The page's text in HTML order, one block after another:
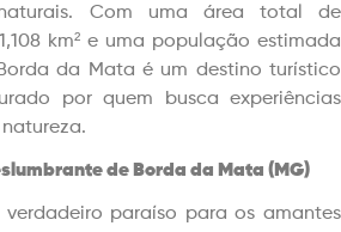
Com uma área total de
km² e uma população estimada
da Mata é um destino turístico
por quem busca experiências
de Borda da Mata (MG)
paraíso para os amantes